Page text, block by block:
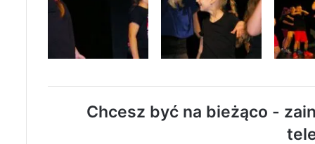
Chcesz być na bieżąco -